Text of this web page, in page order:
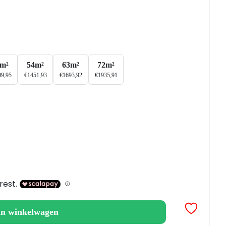
54m²
€1451,93
63m²
€1693,92
72m²
€1935,91
winkelwagen